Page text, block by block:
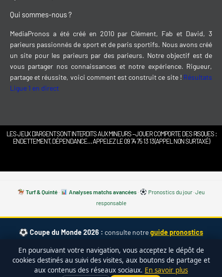
Qui sommes-nous ?
MediaPronos a été créé en 2010 par Clément, Fab et David, 3
parieurs passionnés de sport et de paris sportifs. Nous avons créé
un site pour les parieurs par des parieurs. Notre objectif est de
vous partager nos connaissances et notre expérience. Rigueur,
partage et réussite, voici comment est construit ce site ! Résultats
Ligue 1 en direct
LES JEUX D’ARGENT SONT INTERDITS AUX MINEURS – JOUER COMPORTE DES RISQUES :
ENDETTEMENT, DÉPENDANCE… APPELEZ LE 09 74 75 13 13 (APPEL NON SURTAXÉ)
Turf & Quinté· Analyses matchs avancées· Pronostics du jour·Jeu
responsable
Coupe du Monde 2026 : consulte notreguide pronostics
Effectifs des 48 sélections· Avis bet365
En poursuivant votre navigation, vous acceptez le dépôt de
cookies destinés au suivi des visites, aux boutons de partage et
aux contenus des réseaux sociaux. En savoir plus